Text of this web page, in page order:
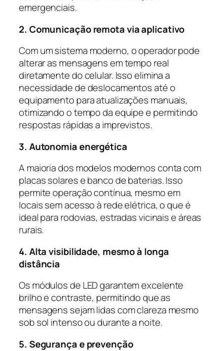
emergenciais.
2. Comunicação remota via aplicativo
Com um sistema moderno, o operador pode
alterar as mensagens em tempo real
diretamente do celular. Isso elimina a
necessidade de deslocamentos até o
equipamento para atualizações manuais,
otimizando o tempo da equipe e permitindo
respostas rápidas a imprevistos.
3. Autonomia energética
A maioria dos modelos modernos conta com
placas solares e banco de baterias. Isso
permite operação contínua, mesmo em
locais sem acesso à rede elétrica, o que é
ideal para rodovias, estradas vicinais e áreas
rurais.
4. Alta visibilidade, mesmo à longa
distância
Os módulos de LED garantem excelente
brilho e contraste, permitindo que as
mensagens sejam lidas com clareza mesmo
sob sol intenso ou durante a noite.
5. Segurança e prevenção